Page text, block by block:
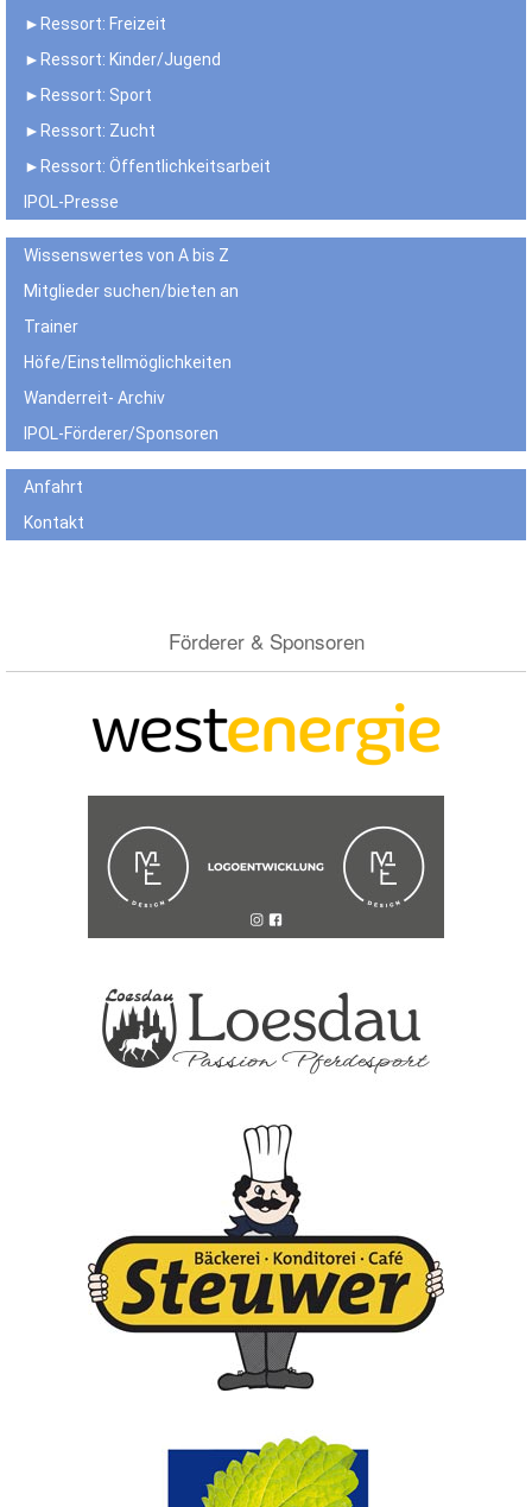
►Ressort: Freizeit
►Ressort: Kinder/Jugend
►Ressort: Sport
►Ressort: Zucht
►Ressort: Öffentlichkeitsarbeit
IPOL-Presse
Wissenswertes von A bis Z
Mitglieder suchen/bieten an
Trainer
Höfe/Einstellmöglichkeiten
Wanderreit- Archiv
IPOL-Förderer/Sponsoren
Anfahrt
Kontakt
Förderer & Sponsoren